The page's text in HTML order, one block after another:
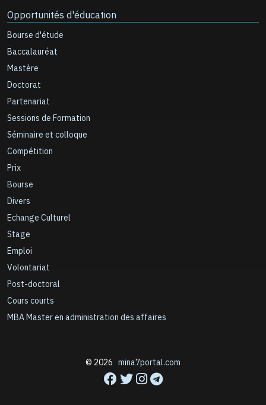
Opportunités d'éducation
Bourse d'étude
Baccalauréat
Mastère
Doctorat
Partenariat
Sessions de Formation
Séminaire et colloque
Compétition
Prix
Bourse
Divers
Echange Culturel
Stage
Emploi
Volontariat
Post-doctoral
Cours courts
MBA Master en administration des affaires
© 2026 mina7portal.com